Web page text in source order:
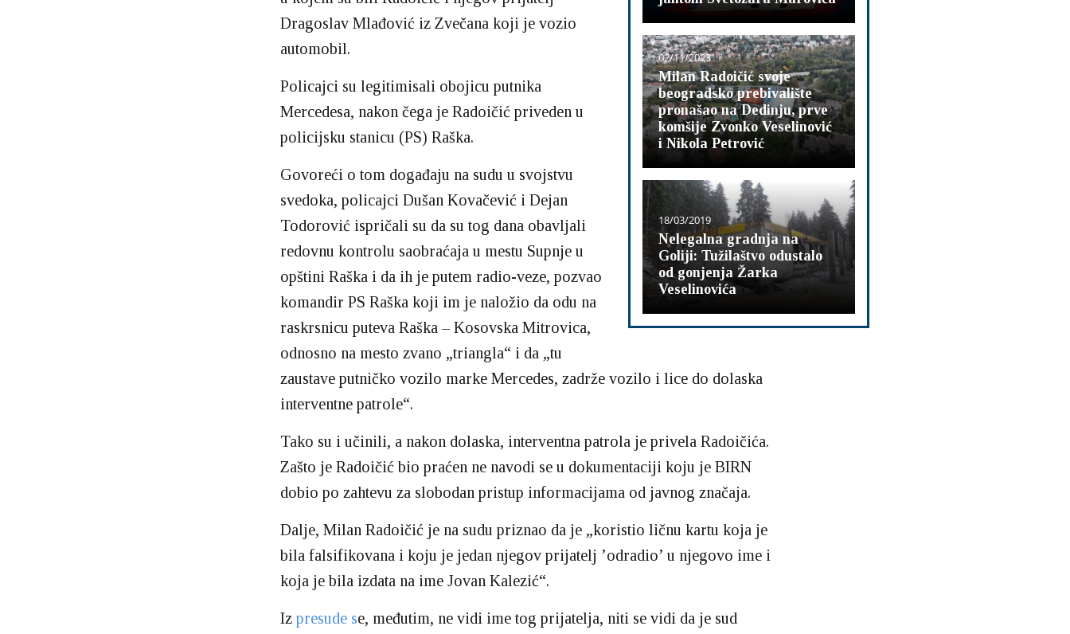
02/11/2023
Milan Radoičić svoje
beogradsko prebivalište
pronašao na Dedinju, prve
komšije Zvonko Veselinović
i Nikola Petrović
18/03/2019
Nelegalna gradnja na
Goliji: Tužilaštvo odustalo
od gonjenja Žarka
Veselinovića
Dragoslav Mlađović iz Zvečana koji je vozio
automobil.
Policajci su legitimisali obojicu putnika
Mercedesa, nakon čega je Radoičić priveden u
policijsku stanicu (PS) Raška.
Govoreći o tom događaju na sudu u svojstvu
svedoka, policajci Dušan Kovačević i Dejan
Todorović ispričali su da su tog dana obavljali
redovnu kontrolu saobraćaja u mestu Supnje u
opštini Raška i da ih je putem radio-veze, pozvao
komandir PS Raška koji im je naložio da odu na
raskrsnicu puteva Raška – Kosovska Mitrovica,
odnosno na mesto zvano „triangla“ i da „tu
zaustave putničko vozilo marke Mercedes, zadrže vozilo i lice do dolaska
interventne patrole“.
Tako su i učinili, a nakon dolaska, interventna patrola je privela Radoičića.
Zašto je Radoičić bio praćen ne navodi se u dokumentaciji koju je BIRN
dobio po zahtevu za slobodan pristup informacijama od javnog značaja.
Dalje, Milan Radoičić je na sudu priznao da je „koristio ličnu kartu koja je
bila falsifikovana i koju je jedan njegov prijatelj ’odradio’ u njegovo ime i
koja je bila izdata na ime Jovan Kalezić“.
Iz presude se, međutim, ne vidi ime tog prijatelja, niti se vidi da je sud